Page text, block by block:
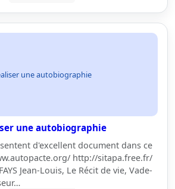
une autobiographie
une autobiographie
d'excellent document dans ce
http://sitapa.free.fr/
Jean-Louis, Le Récit de vie, Vade-